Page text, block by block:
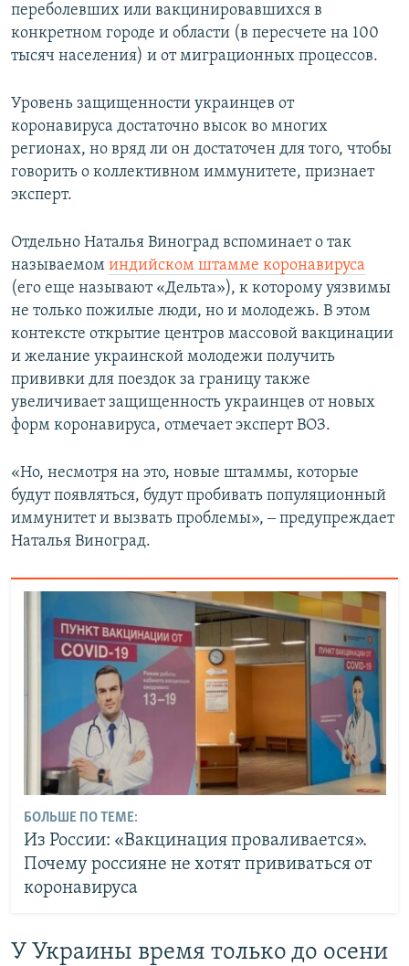
переболевших или вакцинировавшихся в
конкретном городе и области (в пересчете на 100
тысяч населения) и от миграционных процессов.
Уровень защищенности украинцев от
коронавируса достаточно высок во многих
регионах, но вряд ли он достаточен для того, чтобы
говорить о коллективном иммунитете, признает
эксперт.
Отдельно Наталья Виноград вспоминает о так
называемом индийском штамме коронавируса
(его еще называют «Дельта»), к которому уязвимы
не только пожилые люди, но и молодежь. В этом
контексте открытие центров массовой вакцинации
и желание украинской молодежи получить
прививки для поездок за границу также
увеличивает защищенность украинцев от новых
форм коронавируса, отмечает эксперт ВОЗ.
«Но, несмотря на это, новые штаммы, которые
будут появляться, будут пробивать популяционный
иммунитет и вызвать проблемы», ‒ предупреждает
Наталья Виноград.
БОЛЬШЕ ПО ТЕМЕ:
Из России: «Вакцинация проваливается».
Почему россияне не хотят прививаться от
коронавируса
У Украины время только до осени